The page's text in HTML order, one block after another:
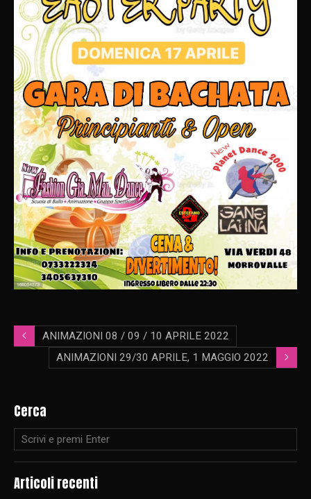
ANIMAZIONI 08 / 09 / 10 APRILE 2022
ANIMAZIONI 29/30 APRILE, 1 MAGGIO 2022
Cerca
Articoli recenti